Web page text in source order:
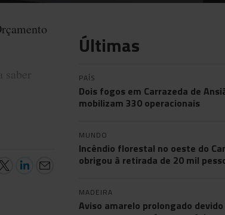
Últimas
PAÍS
Dois fogos em Carrazeda de
mobilizam 330 operacionais
MUNDO
Incêndio florestal no oeste do
obrigou à retirada de 20 mil
MADEIRA
Aviso amarelo prolongado devido